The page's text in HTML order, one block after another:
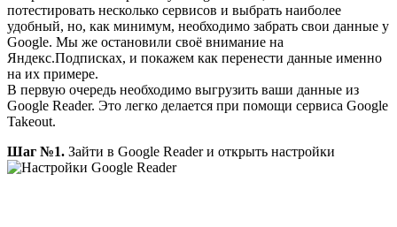
потестировать несколько сервисов и выбрать наиболее
удобный, но, как минимум, необходимо забрать свои данные у
Google. Мы же остановили своё внимание на
Яндекс.Подписках, и покажем как перенести данные именно
на их примере.
В первую очередь необходимо выгрузить ваши данные из
Google Reader. Это легко делается при помощи сервиса Google
Takeout.
Шаг №1. Зайти в Google Reader и открыть настройки